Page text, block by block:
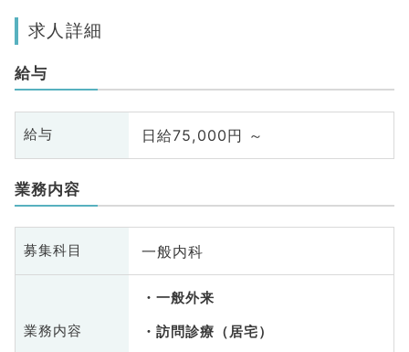
求人詳細
給与
給与 日給75,000円 ～
業務内容
募集科目 一般内科
業務内容
一般外来
訪問診療（居宅）